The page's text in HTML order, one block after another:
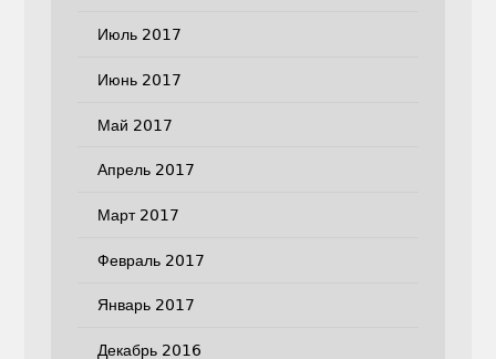
Июль 2017
Июнь 2017
Май 2017
Апрель 2017
Март 2017
Февраль 2017
Январь 2017
Декабрь 2016